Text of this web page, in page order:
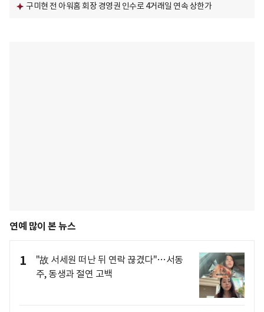
구미현 전 아워홈 회장 경영권 인수로 4거래일 연속 상한가
연예 많이 본 뉴스
1
"故 서세원 떠난 뒤 연락 끊겼다"…서동
주, 동생과 절연 고백